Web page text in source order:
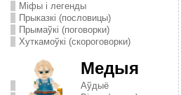
Міфы і легенды
Прыказкі (пословицы)
Прымаўкі (поговорки)
Хуткамоўкі (скороговорки)
Медыя
Аўдыё